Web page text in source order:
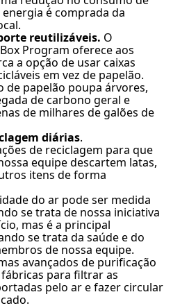
é comprada da
reutilizáveis. O
Program oferece aos
a opção de usar caixas
em vez de papelão.
de papelão poupa árvores,
de carbono geral e
de milhares de galões de
diárias.
de reciclagem para que
equipe descartem latas,
itens de forma
do ar pode ser medida
se trata de nossa iniciativa
mas é a principal
se trata da saúde e do
de nossa equipe.
avançados de purificação
para filtrar as
pelo ar e fazer circular